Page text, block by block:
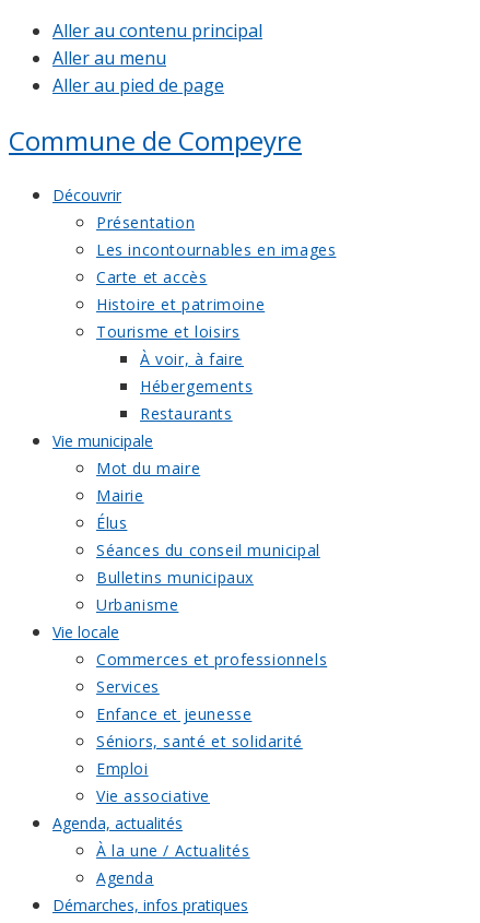
Aller au contenu principal
Aller au menu
Aller au pied de page
Commune de Compeyre
Découvrir
Présentation
Les incontournables en images
Carte et accès
Histoire et patrimoine
Tourisme et loisirs
À voir, à faire
Hébergements
Restaurants
Vie municipale
Mot du maire
Mairie
Élus
Séances du conseil municipal
Bulletins municipaux
Urbanisme
Vie locale
Commerces et professionnels
Services
Enfance et jeunesse
Séniors, santé et solidarité
Emploi
Vie associative
Agenda, actualités
À la une / Actualités
Agenda
Démarches, infos pratiques